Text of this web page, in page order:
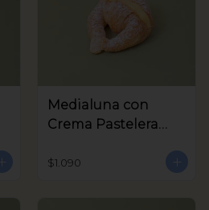
Medialuna con
Crema Pastelera
$1.090